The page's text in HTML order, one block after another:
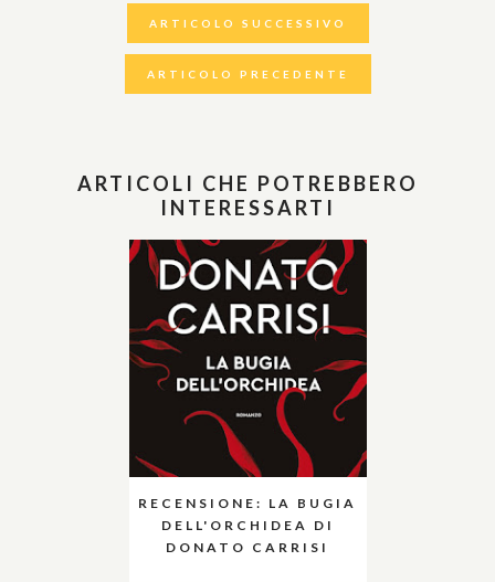
ARTICOLO SUCCESSIVO
ARTICOLO PRECEDENTE
ARTICOLI CHE POTREBBERO
INTERESSARTI
RECENSIONE: LA BUGIA
DELL'ORCHIDEA DI
DONATO CARRISI